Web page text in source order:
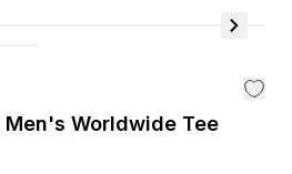
Worldwide Tee